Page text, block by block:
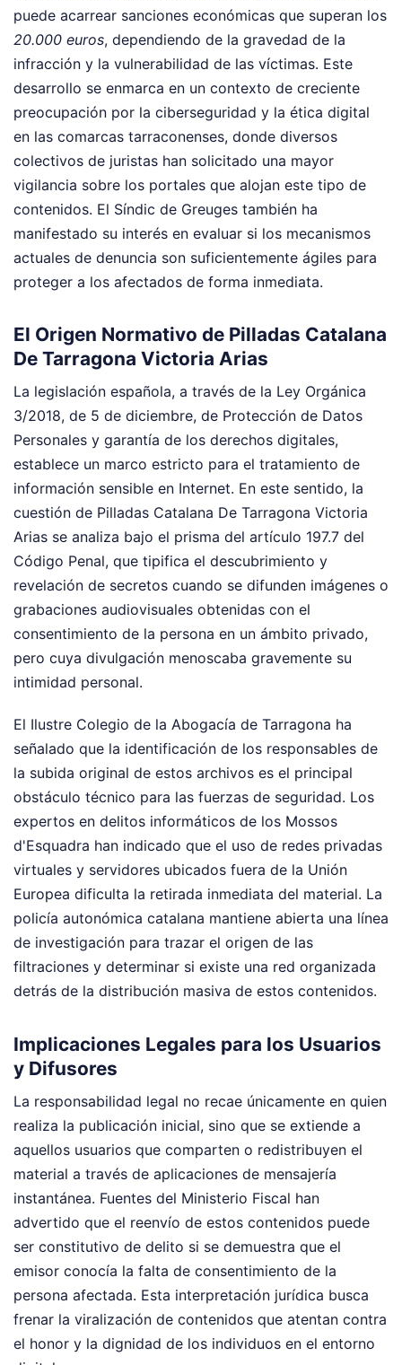
puede acarrear sanciones económicas que superan los
20.000 euros, dependiendo de la gravedad de la
infracción y la vulnerabilidad de las víctimas. Este
desarrollo se enmarca en un contexto de creciente
preocupación por la ciberseguridad y la ética digital
en las comarcas tarraconenses, donde diversos
colectivos de juristas han solicitado una mayor
vigilancia sobre los portales que alojan este tipo de
contenidos. El Síndic de Greuges también ha
manifestado su interés en evaluar si los mecanismos
actuales de denuncia son suficientemente ágiles para
proteger a los afectados de forma inmediata.
El Origen Normativo de Pilladas Catalana
De Tarragona Victoria Arias
La legislación española, a través de la Ley Orgánica
3/2018, de 5 de diciembre, de Protección de Datos
Personales y garantía de los derechos digitales,
establece un marco estricto para el tratamiento de
información sensible en Internet. En este sentido, la
cuestión de Pilladas Catalana De Tarragona Victoria
Arias se analiza bajo el prisma del artículo 197.7 del
Código Penal, que tipifica el descubrimiento y
revelación de secretos cuando se difunden imágenes o
grabaciones audiovisuales obtenidas con el
consentimiento de la persona en un ámbito privado,
pero cuya divulgación menoscaba gravemente su
intimidad personal.
El Ilustre Colegio de la Abogacía de Tarragona ha
señalado que la identificación de los responsables de
la subida original de estos archivos es el principal
obstáculo técnico para las fuerzas de seguridad. Los
expertos en delitos informáticos de los Mossos
d'Esquadra han indicado que el uso de redes privadas
virtuales y servidores ubicados fuera de la Unión
Europea dificulta la retirada inmediata del material. La
policía autonómica catalana mantiene abierta una línea
de investigación para trazar el origen de las
filtraciones y determinar si existe una red organizada
detrás de la distribución masiva de estos contenidos.
Implicaciones Legales para los Usuarios
y Difusores
La responsabilidad legal no recae únicamente en quien
realiza la publicación inicial, sino que se extiende a
aquellos usuarios que comparten o redistribuyen el
material a través de aplicaciones de mensajería
instantánea. Fuentes del Ministerio Fiscal han
advertido que el reenvío de estos contenidos puede
ser constitutivo de delito si se demuestra que el
emisor conocía la falta de consentimiento de la
persona afectada. Esta interpretación jurídica busca
frenar la viralización de contenidos que atentan contra
el honor y la dignidad de los individuos en el entorno